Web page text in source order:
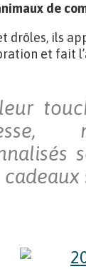
de
drôles, ils
et fait